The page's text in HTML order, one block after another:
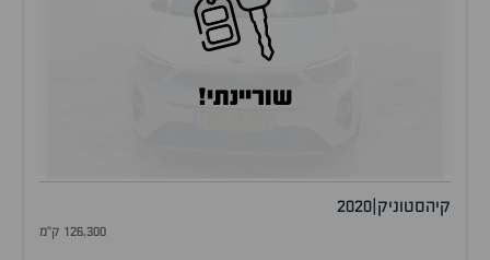
שוריינתי!
קיהסטוניק 2020
126,300 ק"מ